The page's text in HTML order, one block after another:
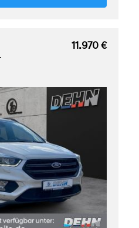
11.970 €